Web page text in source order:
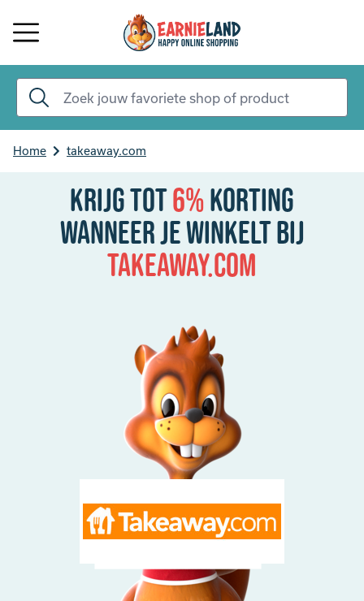
Home takeaway.com
Krijg tot6%korting
Wanneer je winkelt bij
takeaway.com